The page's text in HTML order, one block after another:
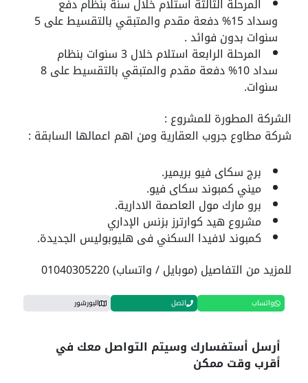
وسداد 15% دفعة مقدم والمتبقي بالتقسيط على 5
سنوات بدون فوائد .
المرحلة الرابعة استلام خلال 3 سنوات بنظام
سداد 10% دفعة مقدم والمتبقي بالتقسيط على 8
سنوات.
الشركة المطورة للمشروع :
شركة مطاوع جروب العقارية ومن اهم اعمالها السابقة :
برج سكاى فيو بريمير.
ميني كمبوند سكاى فيو.
برو مارك مول العاصمة الادارية.
مشروع هيد كوارترز بزنس الإداري
كمبوند لافيدا السكني فى هليوبوليس الجديدة.
للمزيد من التفاصيل (موبايل / واتساب) 01040305220
واتساب اتصل البورشور
أرسل أستفسارك وسيتم التواصل معك في
أقرب وقت ممكن